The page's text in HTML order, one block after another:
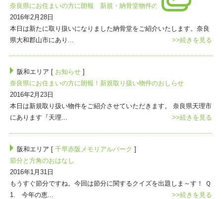
奈良県にお住まいの方に朗報 新規・納骨堂物件のお知らせ
2016年2月28日
本日は新たに取り扱いになりました納骨堂をご紹介いたします。奈良
県大和郡山市にあり...
>>続きを見る
阪和エリア [ お知らせ ]
奈良県にお住まいの方に朗報！新規取り扱い物件のおしらせ
2016年2月23日
本日は新規取り扱い物件をご紹介させていただきます。 奈良県天理市
にあります『天理...
>>続きを見る
阪和エリア [ 千早赤阪メモリアルパーク ]
節分と方角のおはなし
2016年1月31日
もうすぐ節分ですね。今回は節分に関するクイズを出題しま～す！ Ｑ
1. 今年の恵...
>>続きを見る